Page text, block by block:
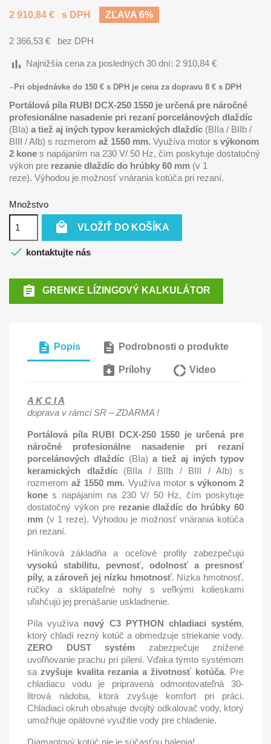
2 910,84 €
s DPH ZĽAVA 6%
2 366,53 € bez DPH
bar_chart Najnižšia cena za posledných 30 dní: 2 910,84 €
Pri objednávke do 150 € s DPH je cena za dopravu 8 € s DPH
Portálová píla RUBI DCX-250 1550 je určená pre náročné
profesionálne nasadenie pri rezaní porcelánových dlaždíc
(BIa) a tiež aj iných typov keramických dlaždíc (BIIa / BIIb /
BIII / AIb) s rozmerom až 1550 mm. Využíva motor s výkonom
2 kone s napájaním na 230 V/ 50 Hz, čím poskytuje dostatočný
výkon pre rezanie dlaždíc do hrúbky 60 mm (v 1
reze). Výhodou je možnosť vnárania kotúča pri rezaní.
Množstvo
 VLOŽIŤ DO KOŠÍKA
 kontaktujte nás
 GRENKE LÍZINGOVÝ KALKULÁTOR
description Popis description Podrobnosti o produkte
assignment_returned Prílohy donut_large Video
A K C I A
doprava v rámci SR – ZDARMA !
Portálová píla RUBI DCX-250 1550 je určená pre
náročné profesionálne nasadenie pri rezaní
porcelánových dlaždíc (BIa) a tiež aj iných typov
keramických dlaždíc (BIIa / BIIb / BIII / AIb) s
rozmeromaž 1550 mm. Využíva motor s výkonom 2
kones napájaním na 230 V/ 50 Hz, čím poskytuje
dostatočný výkon pre rezanie dlaždíc do hrúbky 60
mm (v 1 reze). Výhodou je možnosť vnárania kotúča
pri rezaní.
Hliníková základňa a oceľové profily zabezpečujú
vysokú stabilitu, pevnosť, odolnosť a presnosť
píly, a zároveň jej nízku hmotnosť. Nízka hmotnosť,
rúčky a sklápateľné nohy s veľkými kolieskami
uľahčujú jej prenášanie uskladnenie.
Píla využíva nový C3 PYTHON chladiaci systém,
ktorý chladí rezný kotúč a obmedzuje striekanie vody.
ZERO DUST systém zabezpečuje znížené
uvoľňovanie prachu pri pílení. Vďaka týmto systémom
sazvyšuje kvalita rezania a životnosť kotúča. Pre
chladiacu vodu je pripravená odmontovateľná 30-
litrová nádoba, ktorá zvyšuje komfort pri práci.
Chladiaci okruh obsahuje dvojitý odkalovač vody, ktorý
umožňuje opätovné využitie vody pre chladenie.
Diamantový kotúč nie je súčasťou balenia!